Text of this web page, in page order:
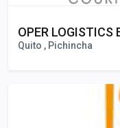
OPER LOGISTICS
Quito , Pichincha